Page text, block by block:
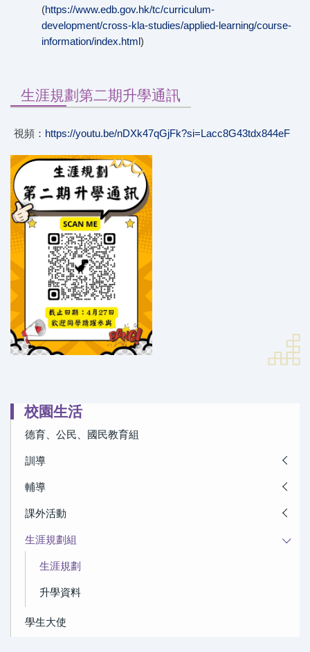
(https://www.edb.gov.hk/tc/curriculum-
development/cross-kla-studies/applied-learning/course-
information/index.html)
生涯規劃第二期升學通訊
視頻： https://youtu.be/nDXk47qGjFk?si=Lacc8G43tdx844eF
校園生活
德育、公民、國民教育組
訓導
輔導
課外活動
生涯規劃組
生涯規劃
升學資料
學生大使